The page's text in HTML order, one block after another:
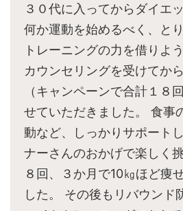
３０代に入ってからダイエ
何か運動を始めるべく、と
トレーニングの力を借りよ
カウンセリングを受けてか
（キャンペーンで合計１８
せていただきました。 食事
動など、しっかりサポート
ナーさんのおかげで楽しく
８回、３か月で10㎏ほど痩
した。 その後もリバウンド